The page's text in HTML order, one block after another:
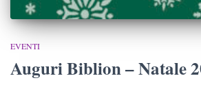
EVENTI
Auguri Biblion – Natale